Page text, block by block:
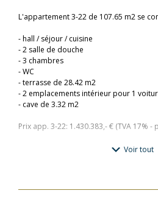
L'appartement 3-22 de 107.65 m2 se
- hall / séjour / cuisine
- 2 salle de douche
- 3 chambres
- WC
- terrasse de 28.42 m2
- 2 emplacements intérieur pour 1
- cave de 3.32 m2
Prix app. 3-22: 1.430.383,- € (TVA 17%
+352 45 71 30 1
Voir tout